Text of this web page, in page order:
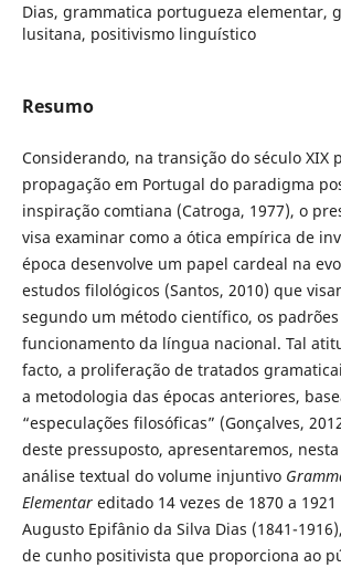
Dias, grammatica portugueza elementar,
lusitana, positivismo linguístico
Resumo
Considerando, na transição do século XIX
propagação em Portugal do paradigma
inspiração comtiana (Catroga, 1977), o
visa examinar como a ótica empírica de
época desenvolve um papel cardeal na
estudos filológicos (Santos, 2010) que
segundo um método científico, os
funcionamento da língua nacional. Tal
facto, a proliferação de tratados
a metodologia das épocas anteriores,
“especulações filosóficas” (Gonçalves,
deste pressuposto, apresentaremos,
análise textual do volume injuntivo
Elementareditado 14 vezes de 1870 a
Augusto Epifânio da Silva Dias (1841-
de cunho positivista que proporciona ao